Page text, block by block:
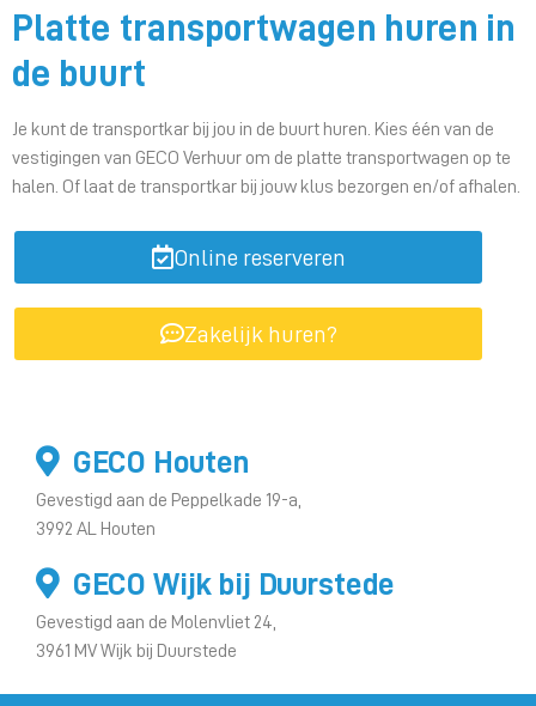
Platte transportwagen huren in
de buurt
Je kunt de transportkar bij jou in de buurt huren. Kies één van de
vestigingen van GECO Verhuur om de platte transportwagen op te
halen. Of laat de transportkar bij jouw klus bezorgen en/of afhalen.
Online reserveren
Zakelijk huren?
GECO Houten
Gevestigd aan de Peppelkade 19-a,
3992 AL Houten
GECO Wijk bij Duurstede
Gevestigd aan de Molenvliet 24,
3961 MV Wijk bij Duurstede